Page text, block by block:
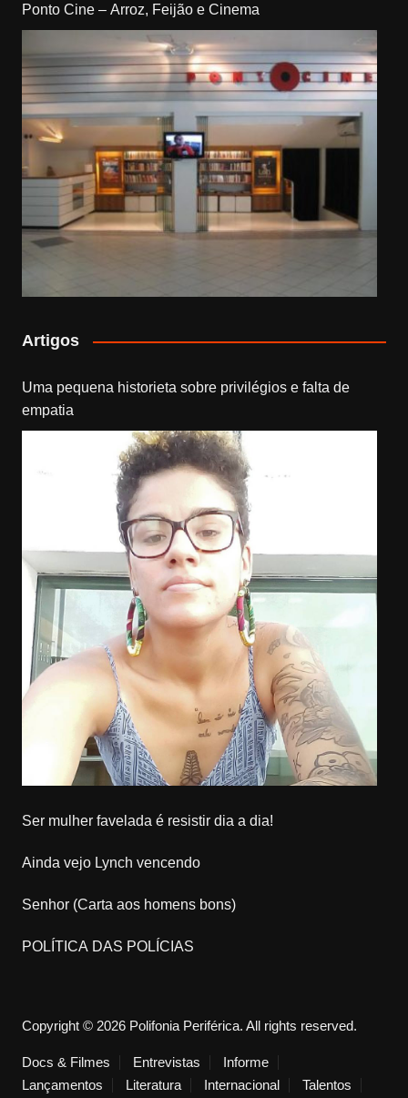
Ponto Cine – Arroz, Feijão e Cinema
Artigos
Uma pequena historieta sobre privilégios e falta de
empatia
Ser mulher favelada é resistir dia a dia!
Ainda vejo Lynch vencendo
Senhor (Carta aos homens bons)
POLÍTICA DAS POLÍCIAS
Copyright © 2026 Polifonia Periférica. All rights reserved.
Docs & Filmes Entrevistas
Informe
Lançamentos
Literatura Internacional Talentos